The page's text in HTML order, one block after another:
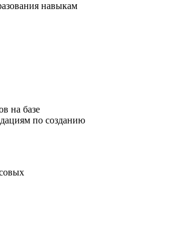
навыкам
на базе
по созданию